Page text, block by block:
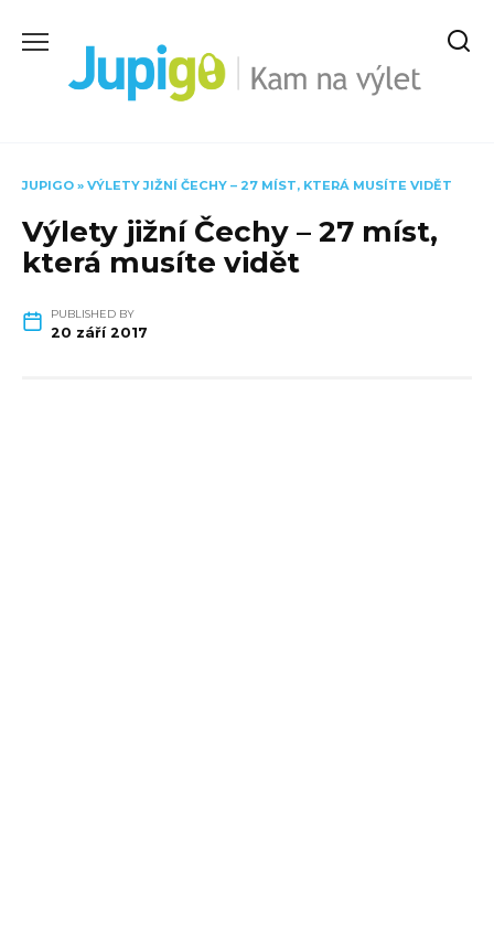
JUPIGO » VÝLETY JIŽNÍ ČECHY – 27 MÍST, KTERÁ MUSÍTE VIDĚT
Výlety jižní Čechy – 27 míst,
která musíte vidět
PUBLISHED BY
20 září 2017